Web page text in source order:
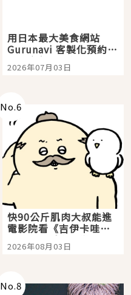
用日本最大美食網站
Gurunavi 客製化預約九
大都市餐廳，打造專屬
美食體驗！
2026年07月03日
No.6
快90公斤肌肉大叔能進
電影院看《吉伊卡哇》
嗎？日本重金屬樂團
「打首」會長與nagano
2026年08月03日
No.8